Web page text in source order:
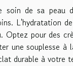
soin de sa peau
L'hydratation
Optez pour des
une souplesse à
durable à votre